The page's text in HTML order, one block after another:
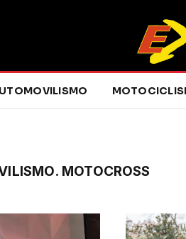
MOTOCROSS